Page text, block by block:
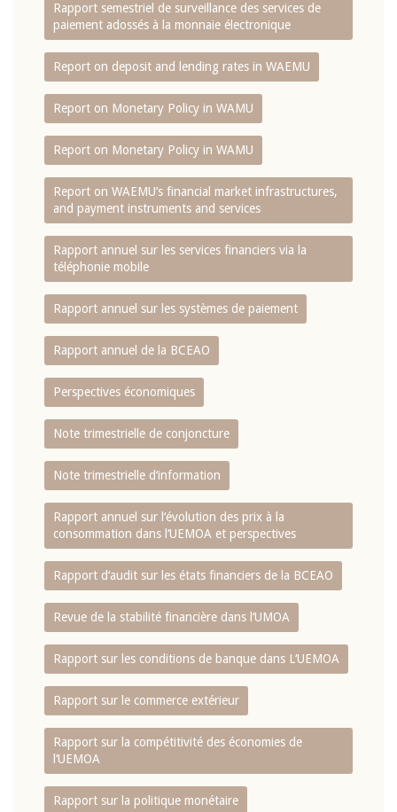
Rapport semestriel de surveillance des services de
paiement adossés à la monnaie électronique
Report on deposit and lending rates in WAEMU
Report on Monetary Policy in WAMU
Report on Monetary Policy in WAMU
Report on WAEMU’s financial market infrastructures,
and payment instruments and services
Rapport annuel sur les services financiers via la
téléphonie mobile
Rapport annuel sur les systèmes de paiement
Rapport annuel de la BCEAO
Perspectives économiques
Note trimestrielle de conjoncture
Note trimestrielle d‘information
Rapport annuel sur l‘évolution des prix à la
consommation dans l‘UEMOA et perspectives
Rapport d‘audit sur les états financiers de la BCEAO
Revue de la stabilité financière dans l‘UMOA
Rapport sur les conditions de banque dans L‘UEMOA
Rapport sur le commerce extérieur
Rapport sur la compétitivité des économies de
l‘UEMOA
Rapport sur la politique monétaire